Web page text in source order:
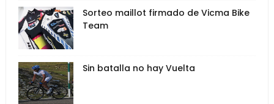
Sorteo maillot firmado de Vicma Bike
Team
Sin batalla no hay Vuelta